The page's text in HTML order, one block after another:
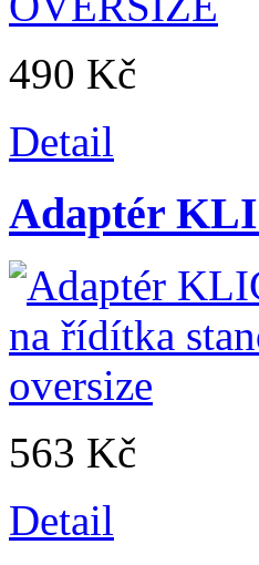
490 Kč
Detail
Adaptér
563 Kč
Detail